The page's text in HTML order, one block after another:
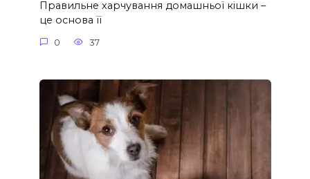
Правильне харчування домашньої кішки –
це основа її
0 37